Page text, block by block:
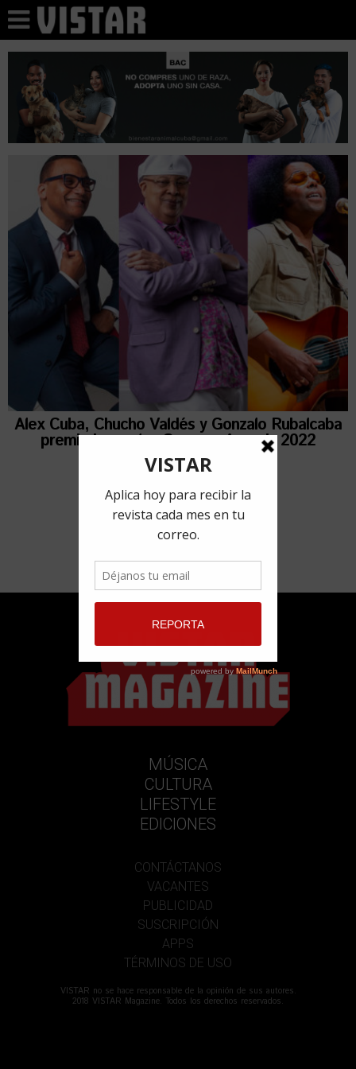
Alex Cuba, Chucho Valdés y Gonzalo Rubalcaba
premiados en los Grammy Awards 2022
porRedacción VISTAR
MÚSICA
CULTURA
LIFESTYLE
EDICIONES
CONTÁCTANOS
VACANTES
PUBLICIDAD
SUSCRIPCIÓN
APPS
TÉRMINOS DE USO
VISTAR no se hace responsable de la opinión de sus autores.
2018 VISTAR Magazine. Todos los derechos reservados.